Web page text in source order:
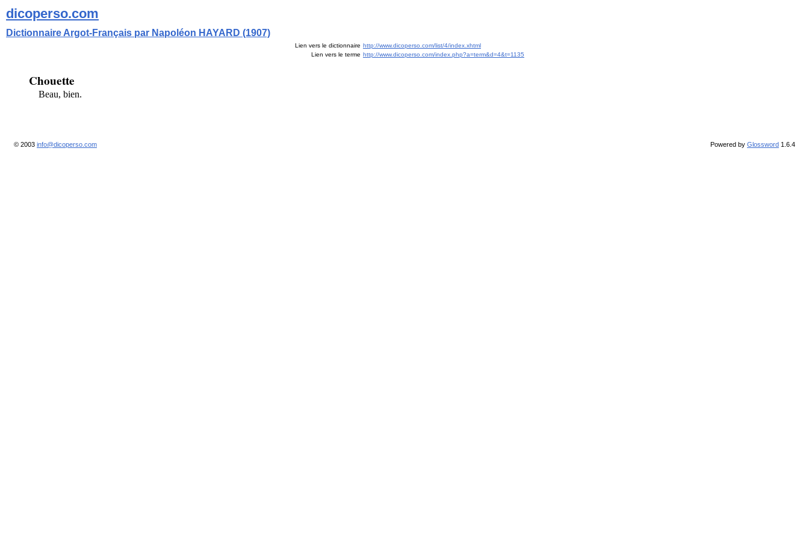
dicoperso.com
Dictionnaire Argot-Français par Napoléon HAYARD (1907)
Lien vers le dictionnaire http://www.dicoperso.com/list/4/index.xhtml
Lien vers le terme http://www.dicoperso.com/index.php?a=term&d=4&t=1135
Chouette
Beau, bien.
© 2003 info@dicoperso.com Powered by Glossword 1.6.4